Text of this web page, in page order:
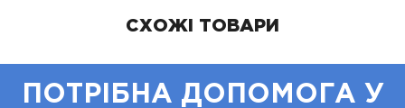
СХОЖІ ТОВАРИ
ПОТРІБНА ДОПОМОГА У